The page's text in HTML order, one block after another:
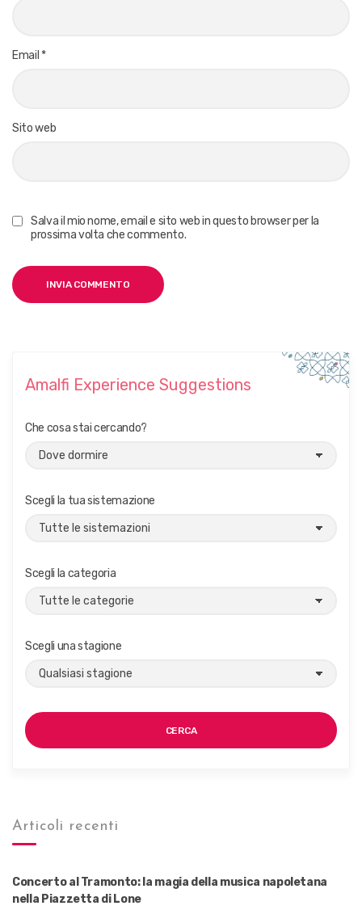
Email *
Sito web
Salva il mio nome, email e sito web in questo browser per la
prossima volta che commento.
Amalfi Experience Suggestions
Che cosa stai cercando?
Scegli la tua sistemazione
Scegli la categoria
Scegli una stagione
CERCA
Articoli recenti
Concerto al Tramonto: la magia della musica napoletana
nella Piazzetta di Lone